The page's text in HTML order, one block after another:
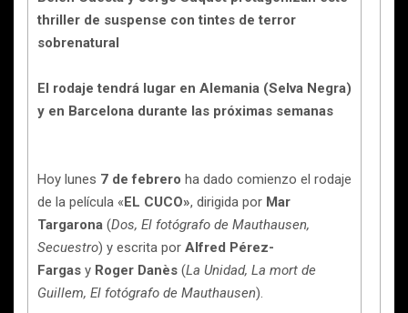
thriller de suspense con tintes de terror
sobrenatural
El rodaje tendrá lugar en Alemania (Selva Negra)
y en Barcelona durante las próximas semanas
Hoy lunes 7 de febrero ha dado comienzo el rodaje
de la película «EL CUCO», dirigida por Mar
Targarona (Dos, El fotógrafo de Mauthausen,
Secuestro) y escrita por Alfred Pérez-
Fargas y Roger Danès (La Unidad, La mort de
Guillem, El fotógrafo de Mauthausen).